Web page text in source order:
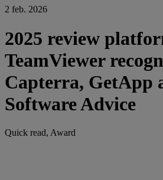
2 feb. 2026
2025 review
TeamViewer
Capterra, GetApp
Software Advice
Quick read, Award